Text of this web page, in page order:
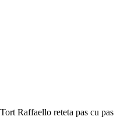
Tort Raffaello reteta pas cu pas